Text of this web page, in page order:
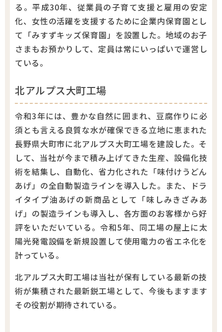
る。平成30年、従業員の子育て支援と雇用の安定
化、女性の活躍を支援するために企業内保育園とし
て「みすずキッズ保育園」を設置した。地域のお子
さまもお預かりして、定員は常にいっぱいで運営し
ている。
北アルプス大町工場
令和3年には、豊かな自然に囲まれ、豆腐作りに必
須とも言える良質な水が確保できる立地に恵まれた
長野県大町市に北アルプス大町工場を建設した。そ
して、当社が今まで積み上げてきた生産、設備化技
術を結集し、自動化、省力化された「味付けうどん
あげ」の全自動製造ラインを導入した。また、ドラ
イタイプ油あげの新商品として「味しみきざみあ
げ」の製造ラインも導入し、各方面のお客様から好
評をいただいている。令和5年、同工場の屋上に太
陽光発電設備を新規設置して使用電力の省エネ化を
計っている。
北アルプス大町工場は当社が保有している最新の技
術が集積された最新鋭工場として、今後もますます
その役割が期待されている。